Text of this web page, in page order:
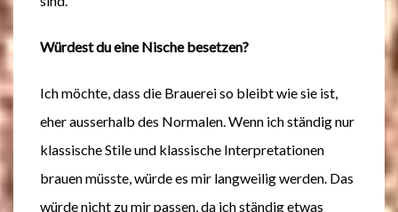
Würdest du eine Nische besetzen?
Ich möchte, dass die Brauerei so bleibt wie sie ist,
eher ausserhalb des Normalen. Wenn ich ständig nur
klassische Stile und klassische Interpretationen
brauen müsste, würde es mir langweilig werden. Das
würde nicht zu mir passen, da ich ständig etwas